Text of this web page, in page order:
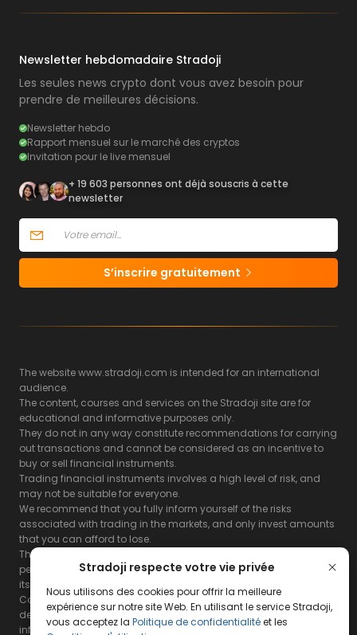
Stradoji respecte votre vie privée
Nous utilisons des cookies pour offrir la meilleure
expérience sur notre site Web. En utilisant le service Stradoji,
vous acceptez la Politique de confidentialitéet les
Newsletter hebdomadaire Stradoji
Les seules news crypto dont vous avez besoin pour
prendre de meilleures décisions.
Newsletter hebdo
Rapport mensuel sur le marché des cryptos
Invitation pour le live mensuel
+ 19 603 personnes ont déjà souscris à cette
newsletter
S’inscrire gratuitement
The website www.stradoji.com is intended for an international
audience.
The content, courses and services on the Stradoji site are for
educational and informative purposes only.
They do not in any way constitute recommendations for carrying
out transactions and cannot be considered as an incentive to
buy or sell financial instruments.
Trading financial instruments involves a high level of risk, and
may not be suitable for everyone.
We recommend that you fully inform yourself of the risks
associated with trading in the markets, and only invest amounts
that you can afford to lose.
The Stradoji site does not guarantee the results or the
performance of products based on the information contained on
its site and its servers.
Consequently, the Stradoji site and its publishing company
decline all responsibility in the use that may be made of this
information and the consequences that may result therefrom.